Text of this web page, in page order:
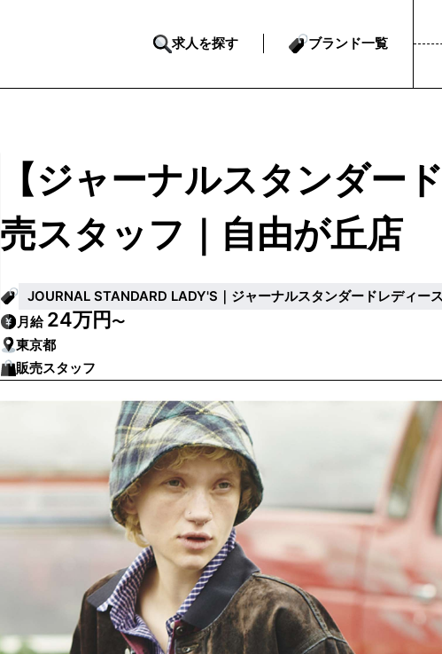
求人を探す ブランド一覧
【ジャーナルスタンダー
売スタッフ｜自由が丘店
JOURNAL STANDARD LADY'S｜ジャーナルスタンダードレディース
月給 24万円〜
東京都
販売スタッフ